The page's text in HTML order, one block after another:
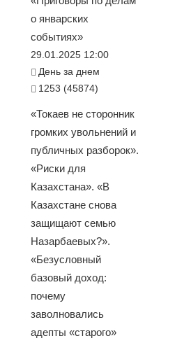
о январских
событиях»
29.01.2025 12:00
День за днем
1253 (45874)
«Токаев не сторонник
громких увольнений и
публичных разборок».
«Риски для
Казахстана». «В
Казахстане снова
защищают семью
Назарбаевых?».
«Безусловный
базовый доход:
почему
заволновались
адепты «старого»